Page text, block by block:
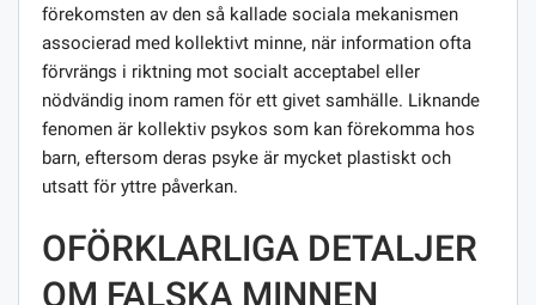
förekomsten av den så kallade sociala mekanismen
associerad med kollektivt minne, när information ofta
förvrängs i riktning mot socialt acceptabel eller
nödvändig inom ramen för ett givet samhälle. Liknande
fenomen är kollektiv psykos som kan förekomma hos
barn, eftersom deras psyke är mycket plastiskt och
utsatt för yttre påverkan.
OFÖRKLARLIGA DETALJER
OM FALSKA MINNEN